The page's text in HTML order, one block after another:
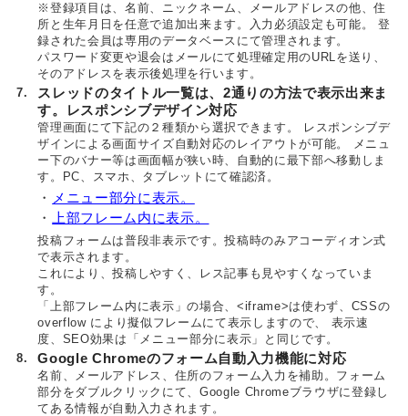
※登録項目は、名前、ニックネーム、メールアドレスの他、住
所と生年月日を任意で追加出来ます。入力必須設定も可能。 登
録された会員は専用のデータベースにて管理されます。
パスワード変更や退会はメールにて処理確定用のURLを送り、
そのアドレスを表示後処理を行います。
7.
スレッドのタイトル一覧は、2通りの方法で表示出来ま
す。レスポンシブデザイン対応
管理画面にて下記の２種類から選択できます。 レスポンシブデ
ザインによる画面サイズ自動対応のレイアウトが可能。 メニュ
ー下のバナー等は画面幅が狭い時、自動的に最下部へ移動しま
す。PC、スマホ、タブレットにて確認済。
・
メニュー部分に表示。
・
上部フレーム内に表示。
投稿フォームは普段非表示です。投稿時のみアコーディオン式
で表示されます。
これにより、投稿しやすく、レス記事も見やすくなっていま
す。
「上部フレーム内に表示」の場合、<iframe>は使わず、CSSの
overflow により擬似フレームにて表示しますので、 表示速
度、SEO効果は「メニュー部分に表示」と同じです。
8.
Google Chromeのフォーム自動入力機能に対応
名前、メールアドレス、住所のフォーム入力を補助。フォーム
部分をダブルクリックにて、Google Chromeブラウザに登録し
てある情報が自動入力されます。